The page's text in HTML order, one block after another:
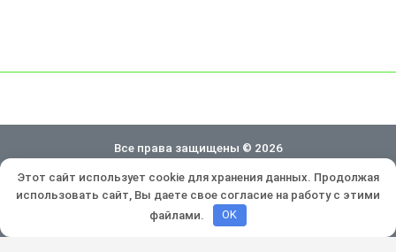
Все права защищены © 2026
Политика конфиденциальности
Разработка и продвижение:
Этот сайт использует cookie для хранения данных. Продолжая
использовать сайт, Вы даете свое согласие на работу с этими
файлами.
OK